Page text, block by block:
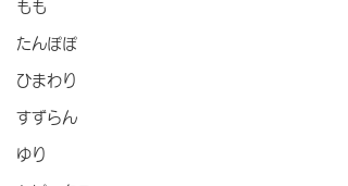
もも
たんぽぽ
ひまわり
すずらん
ゆり